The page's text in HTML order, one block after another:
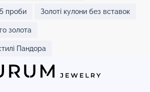
проби Золоті кулони без вставок
золота
Пандора